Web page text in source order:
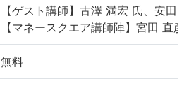
【ゲスト講師】古澤 満宏 氏、安田
【マネースクエア講師陣】宮田 直
無料